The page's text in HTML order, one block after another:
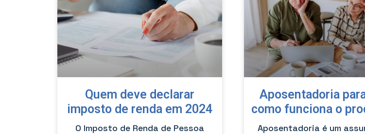
Quem deve declarar
imposto de renda em 2024
O Imposto de Renda de Pessoa
Aposentadoria
como funciona o
Aposentadoria é um